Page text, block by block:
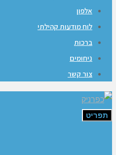
אלפון
לוח מודעות קהילתי
ברכות
ניחומים
צור קשר
תפריט